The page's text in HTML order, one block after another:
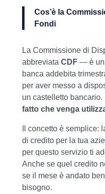
Cos’è la
Fondi
La Commissione di
abbreviata CDF— è
banca addebita
per aver messo a
un castelletto bancario.
fatto che venga
Il concetto è semplice:
di credito per la tua
per questo servizio ti
Anche se quel credito
se il mese è andato
bisogno.